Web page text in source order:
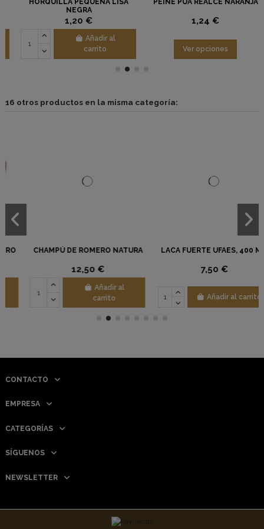
NEGRA
1,20 €
Añadir al
carrito
1,24 €
Ver opciones
16 otros productos en la misma categoría:
CHAMPÚ DE ROMERO NATURA
12,50 €
Añadir al
carrito
LACA FUERTE UFAES, 400 ML.
7,50 €
Añadir al carrito
CONTACTO
EMPRESA
CATEGORÍAS
SÍGUENOS
NEWSLETTER